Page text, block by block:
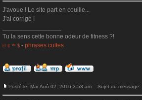
J'avoue ! Le site part en couille...
J'ai corrigé !
Tu la sens cette bonne odeur de fitness ?!
© € ™ $ - phrases cultes
Posté le: Mar Aoû 02, 2016 3:53 am Sujet du message: